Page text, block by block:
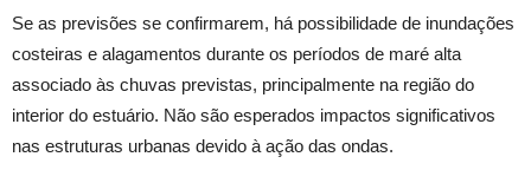
Se as previsões se confirmarem, há possibilidade de inundações
costeiras e alagamentos durante os períodos de maré alta
associado às chuvas previstas, principalmente na região do
interior do estuário. Não são esperados impactos significativos
nas estruturas urbanas devido à ação das ondas.